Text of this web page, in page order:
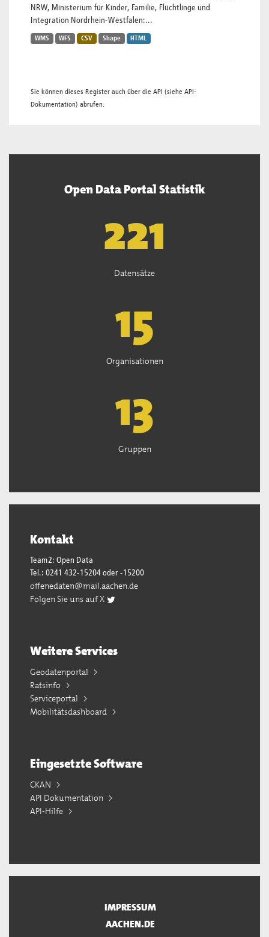
NRW, Ministerium für Kinder, Familie, Flüchtlinge und
Integration Nordrhein-Westfalen:...
WMS WFS CSV Shape HTML
Sie können dieses Register auch über die API (siehe API-
Dokumentation) abrufen.
Open Data Portal Statistik
222
Datensätze
15
Organisationen
13
Gruppen
Kontakt
Team2: Open Data
Tel.: 0241 432-15204 oder -15200
offenedaten@mail.aachen.de
Folgen Sie uns auf X
Weitere Services
Geodatenportal
Ratsinfo
Serviceportal
Mobilitätsdashboard
Eingesetzte Software
CKAN
API Dokumentation
API-Hilfe
IMPRESSUM
AACHEN.DE